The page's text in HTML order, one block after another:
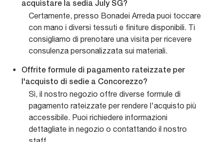
acquistare la sedia July SG?
Certamente, presso Bonadei Arreda puoi toccare
con mano i diversi tessuti e finiture disponibili. Ti
consigliamo di prenotare una visita per ricevere
consulenza personalizzata sui materiali.
Offrite formule di pagamento rateizzate per
l'acquisto di sedie a Concorezzo?
Sì, il nostro negozio offre diverse formule di
pagamento rateizzate per rendere l'acquisto più
accessibile. Puoi richiedere informazioni
dettagliate in negozio o contattando il nostro